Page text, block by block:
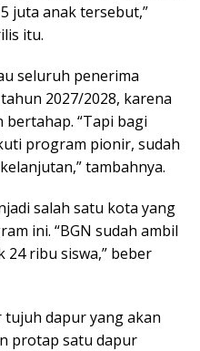
juta anak tersebut,”
itu.
seluruh penerima
2027/2028, karena
“Tapi bagi
program pionir, sudah
tambahnya.
salah satu kota yang
ini. “BGN sudah ambil
24 ribu siswa,” beber
dapur yang akan
protap satu dapur